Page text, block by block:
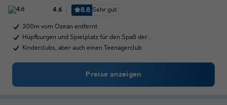
4.6 8.8 Sehr gut
300m vom Ozean entfernt
Hüpfburgen und Spielplatz für den Spaß der…
Kinderclubs, aber auch einen Teenagerclub
Preise anzeigen